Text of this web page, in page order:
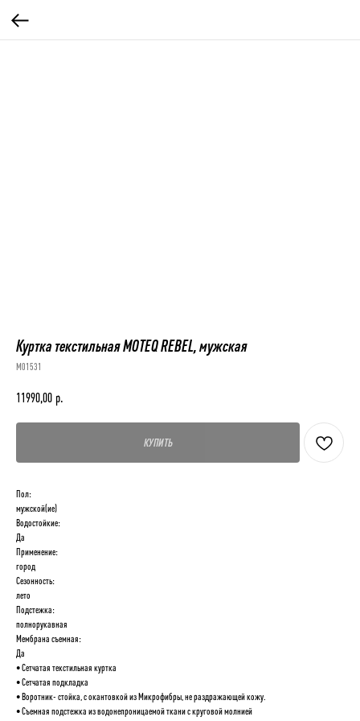
Куртка текстильная MOTEQ REBEL, мужская
M01531
11990,00 р.
КУПИТЬ
Пол:
мужской(ие)
Водостойкие:
Да
Применение:
город
Сезонность:
лето
Подстежка:
полнорукавная
Мембрана съемная:
Да
• Сетчатая текстильная куртка
• Сетчатая подкладка
• Воротник- стойка, с окантовкой из Микрофибры, не раздражающей кожу.
• Съемная подстежка из водонепроницаемой ткани с круговой молнией